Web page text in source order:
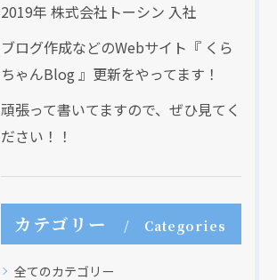
2019年 株式会社トーシン 入社
ブログ作成などのWebサイト『 くら
ちゃんBlog 』更新をやってます！
頑張って書いてますので、ぜひ見てく
ださい！！
カテゴリー Categories
全てのカテゴリー